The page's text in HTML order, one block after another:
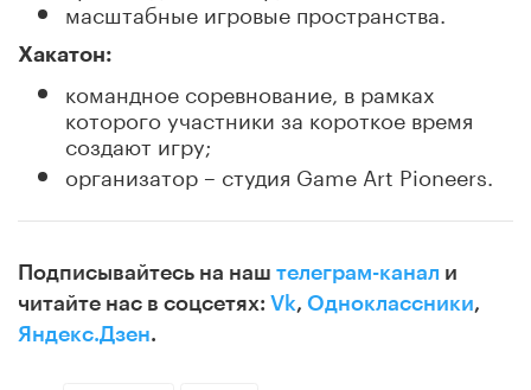
масштабные игровые пространства.
Хакатон:
командное соревнование, в рамках
которого участники за короткое время
создают игру;
организатор – студия Game Art Pioneers.
Подписывайтесь на наш телеграм-канал и
читайте нас в соцсетях: Vk, Одноклассники,
Яндекс.Дзен.